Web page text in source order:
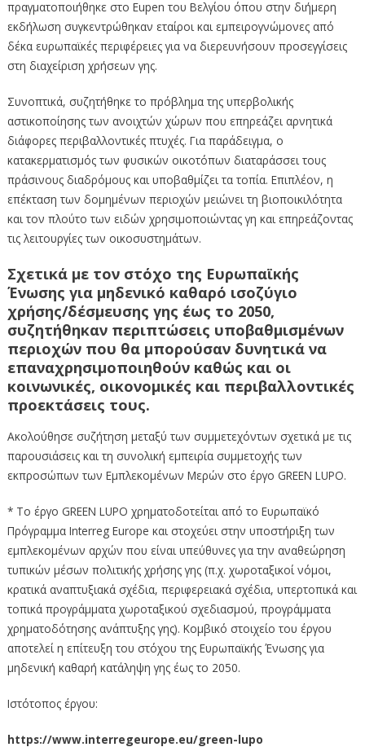
πραγματοποιήθηκε στο Eupen του Βελγίου όπου στην διήμερη
εκδήλωση συγκεντρώθηκαν εταίροι και εμπειρογνώμονες από
δέκα ευρωπαϊκές περιφέρειες για να διερευνήσουν προσεγγίσεις
στη διαχείριση χρήσεων γης.
Συνοπτικά, συζητήθηκε το πρόβλημα της υπερβολικής
αστικοποίησης των ανοιχτών χώρων που επηρεάζει αρνητικά
διάφορες περιβαλλοντικές πτυχές. Για παράδειγμα, ο
κατακερματισμός των φυσικών οικοτόπων διαταράσσει τους
πράσινους διαδρόμους και υποβαθμίζει τα τοπία. Επιπλέον, η
επέκταση των δομημένων περιοχών μειώνει τη βιοποικιλότητα
και τον πλούτο των ειδών χρησιμοποιώντας γη και επηρεάζοντας
τις λειτουργίες των οικοσυστημάτων.
Σχετικά με τον στόχο της Ευρωπαϊκής
Ένωσης για μηδενικό καθαρό ισοζύγιο
χρήσης/δέσμευσης γης έως το 2050,
συζητήθηκαν περιπτώσεις υποβαθμισμένων
περιοχών που θα μπορούσαν δυνητικά να
επαναχρησιμοποιηθούν καθώς και οι
κοινωνικές, οικονομικές και περιβαλλοντικές
προεκτάσεις τους.
Ακολούθησε συζήτηση μεταξύ των συμμετεχόντων σχετικά με τις
παρουσιάσεις και τη συνολική εμπειρία συμμετοχής των
εκπροσώπων των Εμπλεκομένων Μερών στο έργο GREEN LUPO.
* Το έργο GREEN LUPO χρηματοδοτείται από το Ευρωπαϊκό
Πρόγραμμα Interreg Europe και στοχεύει στην υποστήριξη των
εμπλεκομένων αρχών που είναι υπεύθυνες για την αναθεώρηση
τυπικών μέσων πολιτικής χρήσης γης (π.χ. χωροταξικοί νόμοι,
κρατικά αναπτυξιακά σχέδια, περιφερειακά σχέδια, υπερτοπικά και
τοπικά προγράμματα χωροταξικού σχεδιασμού, προγράμματα
χρηματοδότησης ανάπτυξης γης). Κομβικό στοιχείο του έργου
αποτελεί η επίτευξη του στόχου της Ευρωπαϊκής Ένωσης για
μηδενική καθαρή κατάληψη γης έως το 2050.
Ιστότοπος έργου:
https://www.interregeurope.eu/green-lupo